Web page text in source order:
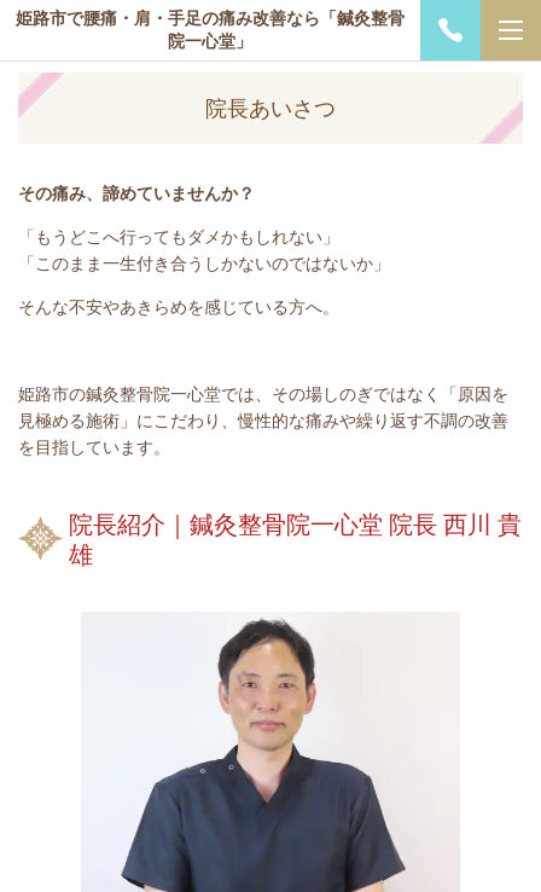
姫路市で腰痛・肩・手足の痛み改善なら「鍼灸整骨
院一心堂」
院長あいさつ
その痛み、諦めていませんか？
「もうどこへ行ってもダメかもしれない」
「このまま一生付き合うしかないのではないか」
そんな不安やあきらめを感じている方へ。
姫路市の鍼灸整骨院一心堂では、その場しのぎではなく「原因を
見極める施術」にこだわり、慢性的な痛みや繰り返す不調の改善
を目指しています。
院長紹介｜鍼灸整骨院一心堂 院長 西川 貴
雄